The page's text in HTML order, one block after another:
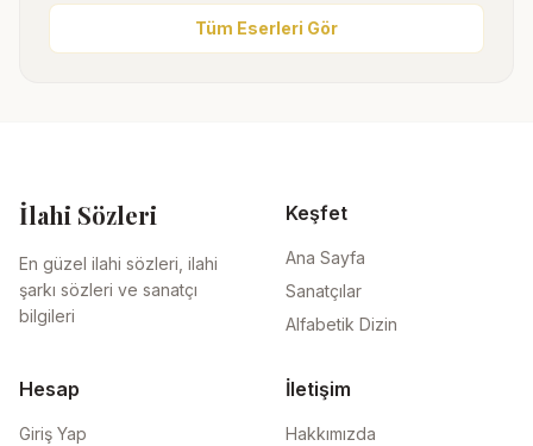
Tüm Eserleri Gör
İlahi Sözleri
En güzel ilahi sözleri, ilahi
şarkı sözleri ve sanatçı
bilgileri
Keşfet
Ana Sayfa
Sanatçılar
Alfabetik Dizin
Hesap
Giriş Yap
İletişim
Hakkımızda